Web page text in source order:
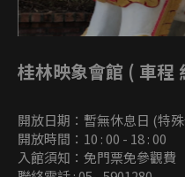
桂林映象會館 ( 車程
開放日期：暫無休息日 (特
開放時間：10 : 00 - 18 : 00
入館須知：免門票免參觀費